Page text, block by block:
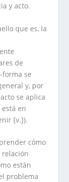
y acto.
que es, la
de
se
y, por
se aplica
en
[v.]).
cómo
relación
están
problema